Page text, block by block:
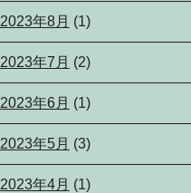
2023年8月 (1)
2023年7月 (2)
2023年6月 (1)
2023年5月 (3)
2023年4月 (1)